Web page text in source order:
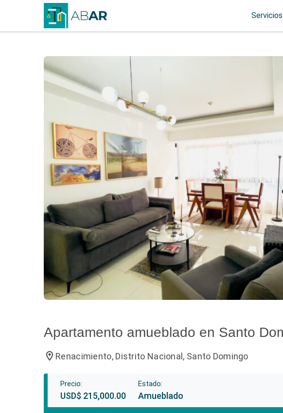
Apartamento amueblado en Santo
location_on Renacimiento, Distrito Nacional, Santo Domingo
Precio:
USD$ 215,000.00
Estado:
Amueblado